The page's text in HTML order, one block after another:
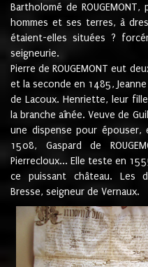
Bartholomé de
hommes et ses terres, à
étaient-elles situées ?
seigneurie.
Pierre de ROUGEMONT eut
et la seconde en 1485,
de Lacoux. Henriette, leur
la branche aînée. Veuve de
une dispense pour épouser,
1508, Gaspard de
Pierrecloux... Elle teste en
ce puissant château. Les
Bresse, seigneur de Vernaux.